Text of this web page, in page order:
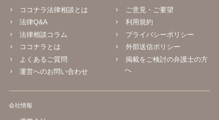
ココナラ法律相談とは
法律Q&A
法律相談コラム
ココナラとは
よくあるご質問
運営へのお問い合わせ
ご意見・ご要望
利用規約
プライバシーポリシー
外部送信ポリシー
掲載をご検討の弁護士の方
へ
会社情報